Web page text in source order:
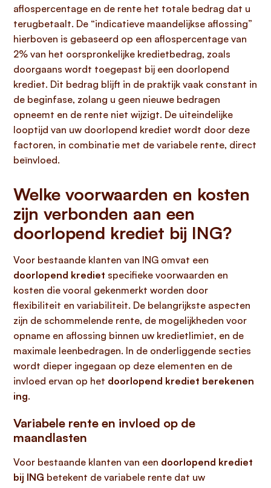
aflospercentage en de rente het totale bedrag dat u
terugbetaalt. De “indicatieve maandelijkse aflossing”
hierboven is gebaseerd op een aflospercentage van
2% van het oorspronkelijke kredietbedrag, zoals
doorgaans wordt toegepast bij een doorlopend
krediet. Dit bedrag blijft in de praktijk vaak constant in
de beginfase, zolang u geen nieuwe bedragen
opneemt en de rente niet wijzigt. De uiteindelijke
looptijd van uw doorlopend krediet wordt door deze
factoren, in combinatie met de variabele rente, direct
beïnvloed.
Welke voorwaarden en kosten
zijn verbonden aan een
doorlopend krediet bij ING?
Voor bestaande klanten van ING omvat een
doorlopend krediet specifieke voorwaarden en
kosten die vooral gekenmerkt worden door
flexibiliteit en variabiliteit. De belangrijkste aspecten
zijn de schommelende rente, de mogelijkheden voor
opname en aflossing binnen uw kredietlimiet, en de
maximale leenbedragen. In de onderliggende secties
wordt dieper ingegaan op deze elementen en de
invloed ervan op het doorlopend krediet berekenen
ing.
Variabele rente en invloed op de
maandlasten
Voor bestaande klanten van een doorlopend krediet
bij ING betekent de variabele rente dat uw